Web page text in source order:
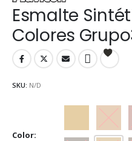
Esmalte
Colores
SKU: N/D
Color